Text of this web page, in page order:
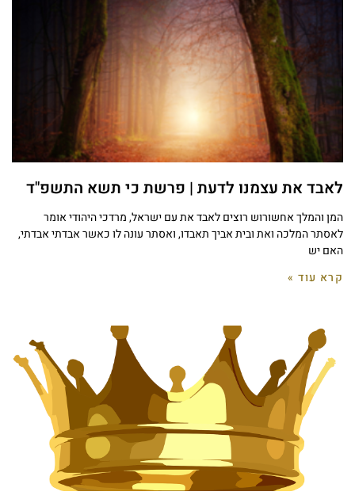
לאבד את עצמנו לדעת | פרשת כי תשא התשפ"ד
המן והמלך אחשורוש רוצים לאבד את עם ישראל, מרדכי היהודי אומר
לאסתר המלכה ואת ובית אביך תאבדו, ואסתר עונה לו כאשר אבדתי אבדתי,
האם יש
קרא עוד »